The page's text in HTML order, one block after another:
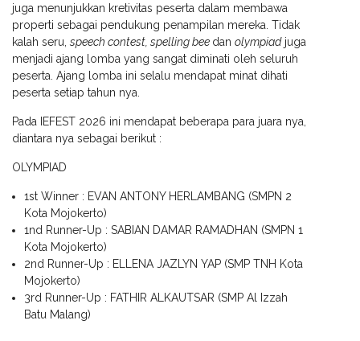
juga menunjukkan kretivitas peserta dalam membawa
properti sebagai pendukung penampilan mereka. Tidak
kalah seru, speech contest, spelling bee dan olympiadjuga
menjadi ajang lomba yang sangat diminati oleh seluruh
peserta. Ajang lomba ini selalu mendapat minat dihati
peserta setiap tahun nya.
Pada IEFEST 2026 ini mendapat beberapa para juara nya,
diantara nya sebagai berikut :
OLYMPIAD
1st Winner : EVAN ANTONY HERLAMBANG (SMPN 2
Kota Mojokerto)
1nd Runner-Up : SABIAN DAMAR RAMADHAN (SMPN 1
Kota Mojokerto)
2nd Runner-Up : ELLENA JAZLYN YAP (SMP TNH Kota
Mojokerto)
3rd Runner-Up : FATHIR ALKAUTSAR (SMP Al Izzah
Batu Malang)